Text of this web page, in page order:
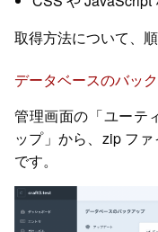
取得方法について、
データベースのバッ
管理画面の「ユーテ
ップ」から、zip フ
です。